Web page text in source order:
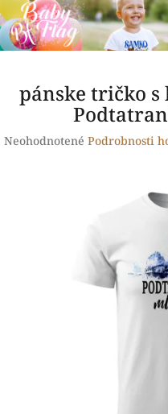
Prejsť
na
obsah
pánske tričko
Priemerné
Neohodnotené Podrobnosti